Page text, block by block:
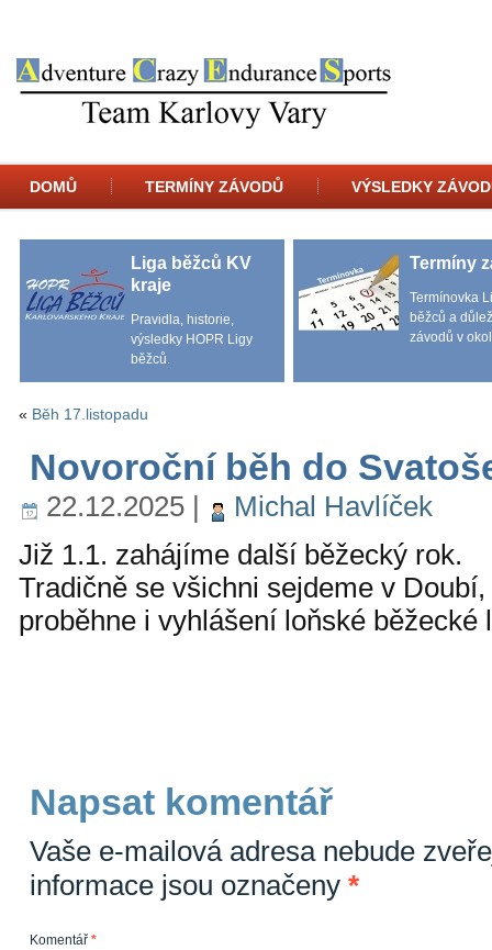
DOMŮ TERMÍNY ZÁVODŮ VÝSLEDKY
Liga běžců KV
kraje
Pravidla, historie,
výsledky HOPR Ligy
běžců.
Termíny
Termínovka
běžců a
závodů v
« Běh 17.listopadu
Novoroční běh do
22.12.2025 |
Michal Havlíček
Již 1.1. zahájíme další běžecký rok.
Tradičně se všichni sejdeme v
proběhne i vyhlášení loňské běžecké
Napsat komentář
Vaše e-mailová adresa nebude
informace jsou označeny *
Komentář *